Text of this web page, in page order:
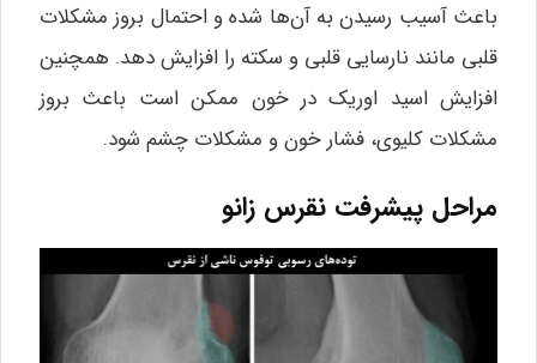
باعث آسیب رسیدن به آن‌ها شده و احتمال بروز مشکلات
قلبی مانند نارسایی قلبی و سکته را افزایش دهد. همچنین
افزایش اسید اوریک در خون ممکن است باعث بروز
مشکلات کلیوی، فشار خون و مشکلات چشم شود.
مراحل پیشرفت نقرس زانو